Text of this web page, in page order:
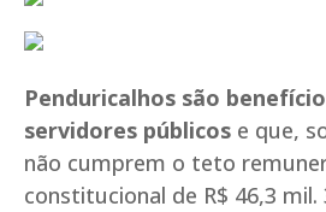
Penduricalhos são
servidores públicos e que,
não cumprem o teto
constitucional de R$ 46,3 mil.